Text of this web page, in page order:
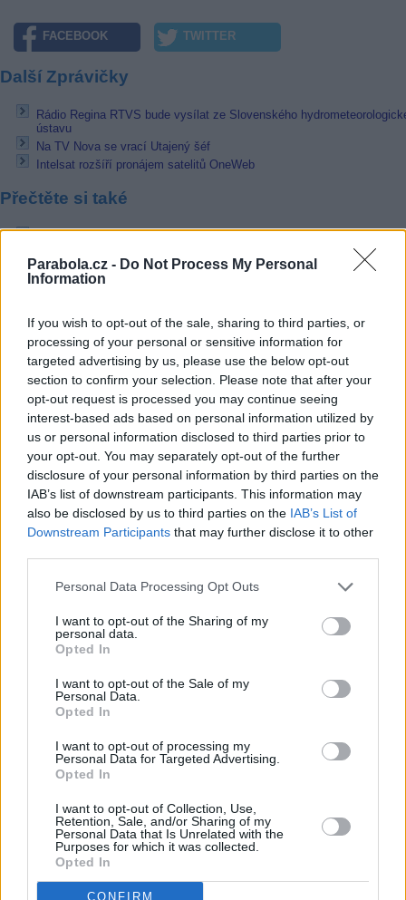
Parabola.cz - Do Not Process My Personal
Information
If you wish to opt-out of the sale, sharing to third parties, or
processing of your personal or sensitive information for
targeted advertising by us, please use the below opt-out
section to confirm your selection. Please note that after your
opt-out request is processed you may continue seeing
interest-based ads based on personal information utilized by
us or personal information disclosed to third parties prior to
your opt-out. You may separately opt-out of the further
disclosure of your personal information by third parties on the
IAB’s list of downstream participants. This information may
also be disclosed by us to third parties on the IAB’s List of
Downstream Participants that may further disclose it to other
Personal Data Processing Opt Outs
I want to opt-out of the Sharing of my
personal data.
Opted In
I want to opt-out of the Sale of my
Personal Data.
Opted In
I want to opt-out of processing my
Personal Data for Targeted Advertising.
Opted In
I want to opt-out of Collection, Use,
Retention, Sale, and/or Sharing of my
Personal Data that Is Unrelated with the
Purposes for which it was collected.
Opted In
CONFIRM
FACEBOOK TWITTER
Další Zprávičky
Rádio Regina RTVS bude vysílat ze Slovenského
ústavu
Na TV Nova se vrací Utajený šéf
Intelsat rozšíří pronájem satelitů OneWeb
Přečtěte si také
Eutelsat OneWeb spouští služby konektivity Land Mobility
Pracovní nabídky
06.08.2026 -Hledáme montážní skupiny I jednotlivce pro montáž
výzdoby (Slovenská republika, Maďarsko)
06.08.2026 -Měřící technik - elektro (Okres Prachatice)
Zámečník / Mechanik (Praha - východ)
05.08.2026 -Manažer/ka pro mezinárodní spolupráci (Suchdol, Praha)
05.08.2026 -
Technik kontroly (Plzeň - sever)
... další nabídky zaměstnání
Vybrané články
Prima sport - co nabídne v prvním
vysílacím týdnu
Parabola.cz
Dovolená u moře•Bazény